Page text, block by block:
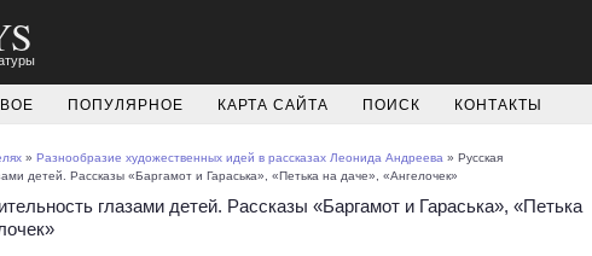
ПОПУЛЯРНОЕ КАРТА САЙТА ПОИСК КОНТАКТЫ
» Разнообразие художественных идей в рассказах Леонида Андреева » Русская
детей. Рассказы «Баргамот и Гараська», «Петька на даче», «Ангелочек»
глазами детей. Рассказы «Баргамот и Гараська», «Петька